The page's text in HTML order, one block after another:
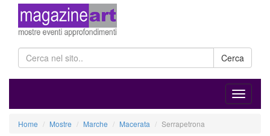
Cerca
Home Mostre Marche Macerata Serrapetrona